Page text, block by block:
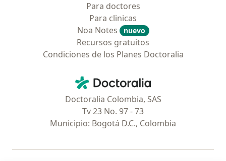
Para doctores
Para clinicas
Noa Notes
nuevo
Recursos gratuitos
Condiciones de los Planes Doctoralia
Doctoralia - Página de inicio
Doctoralia Colombia, SAS
Tv 23 No. 97 - 73
Municipio: Bogotá D.C., Colombia